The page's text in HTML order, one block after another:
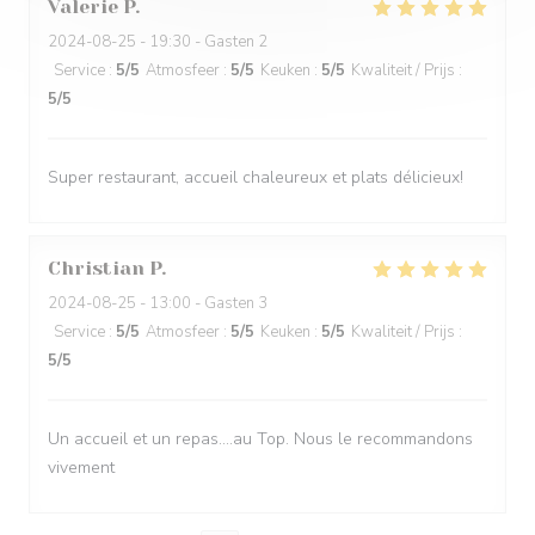
Valerie P
2024-08-25 - 19:30 - Gasten 2
Service : 5/5 Atmosfeer : 5/5 Keuken : 5/5 Kwaliteit / Prijs :
5/5
Super restaurant, accueil chaleureux et plats délicieux!
Christian P
2024-08-25 - 13:00 - Gasten 3
Service : 5/5 Atmosfeer : 5/5 Keuken : 5/5 Kwaliteit / Prijs :
5/5
Un accueil et un repas....au Top. Nous le recommandons
vivement